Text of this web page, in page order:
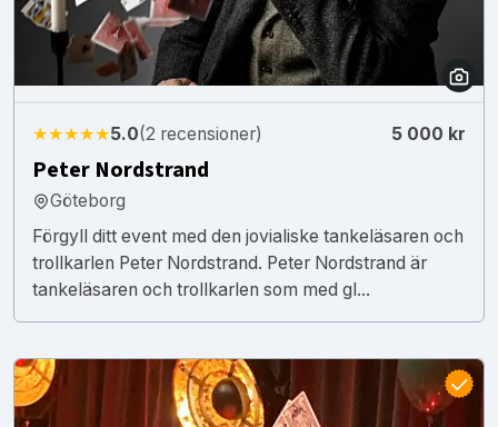
★★★★★5.0(2 recensioner) 5 000 kr
Peter Nordstrand
Göteborg
Förgyll ditt event med den jovialiske tankeläsaren och
trollkarlen Peter Nordstrand. Peter Nordstrand är
tankeläsaren och trollkarlen som med gl...